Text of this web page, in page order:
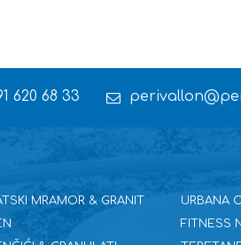
620 68 33
MRAMOR & GRANIT
URBANA
FITNESS